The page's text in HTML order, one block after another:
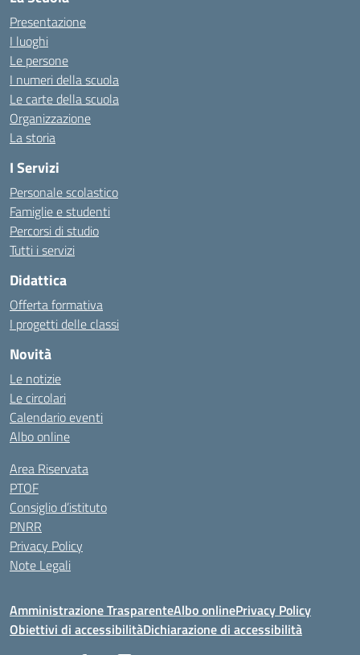
Presentazione
I luoghi
Le persone
I numeri della scuola
Le carte della scuola
Organizzazione
La storia
I Servizi
Personale scolastico
Famiglie e studenti
Percorsi di studio
Tutti i servizi
Didattica
Offerta formativa
I progetti delle classi
Novità
Le notizie
Le circolari
Calendario eventi
Albo online
Area Riservata
PTOF
Consiglio d’istituto
PNRR
Privacy Policy
Note Legali
Amministrazione TrasparenteAlbo onlinePrivacy Policy
Obiettivi di accessibilitàDichiarazione di accessibilità